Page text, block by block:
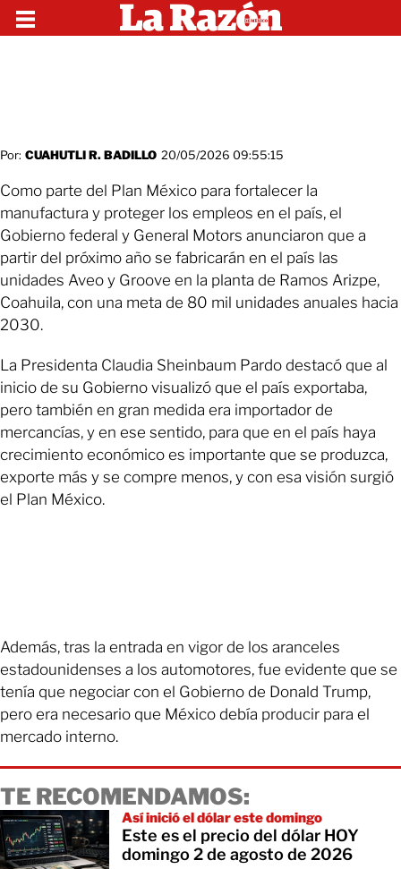
Por: CUAHUTLI R. BADILLO 20/05/2026 09:55:15
Como parte del Plan México para fortalecer la
manufactura y proteger los empleos en el país, el
Gobierno federal y General Motors anunciaron que a
partir del próximo año se fabricarán en el país las
unidades Aveo y Groove en la planta de Ramos Arizpe,
Coahuila, con una meta de 80 mil unidades anuales hacia
2030.
La Presidenta Claudia Sheinbaum Pardo destacó que al
inicio de su Gobierno visualizó que el país exportaba,
pero también en gran medida era importador de
mercancías, y en ese sentido, para que en el país haya
crecimiento económico es importante que se produzca,
exporte más y se compre menos, y con esa visión surgió
el Plan México.
Además, tras la entrada en vigor de los aranceles
estadounidenses a los automotores, fue evidente que se
tenía que negociar con el Gobierno de Donald Trump,
pero era necesario que México debía producir para el
mercado interno.
TE RECOMENDAMOS:
Así inició el dólar este domingo
Este es el precio del dólar HOY
domingo 2 de agosto de 2026